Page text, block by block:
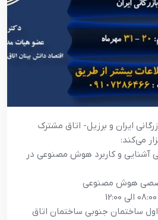
ایران و برزیل- اتاق مشترک
می‌کند:
آشنایی و کاربرد هوش مصنوعی در
هوش مصنوعی
ساختمان جنوبی ساختمان اتاق